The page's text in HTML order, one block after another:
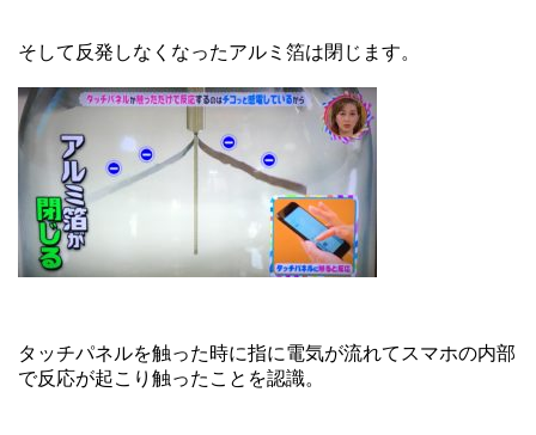
そして反発しなくなったアルミ箔は閉じます。
タッチパネルを触った時に指に電気が流れてスマホの内部
で反応が起こり触ったことを認識。